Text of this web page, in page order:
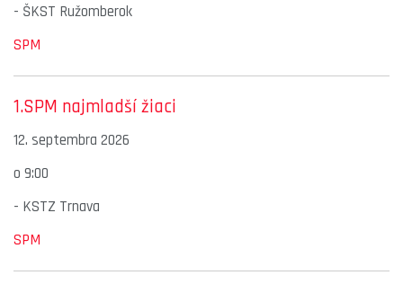
- ŠKST Ružomberok
SPM
1.SPM najmladší žiaci
12. septembra 2026
o 9:00
- KSTZ Trnava
SPM